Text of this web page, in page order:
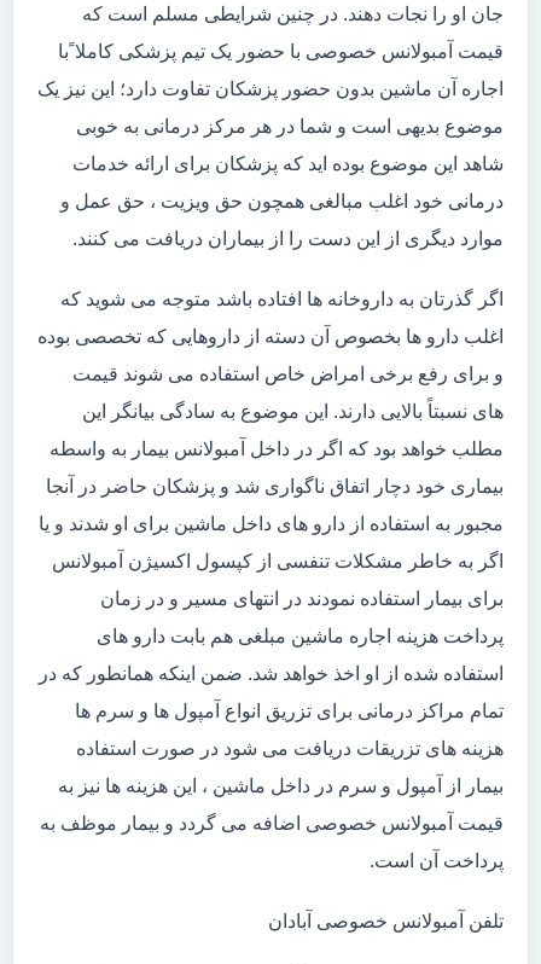
جان او را نجات دهند. در چنین شرایطی مسلم است که
قیمت آمبولانس خصوصی با حضور یک تیم پزشکی کاملا ًبا
اجاره آن ماشین بدون حضور پزشکان تفاوت دارد؛ این نیز یک
موضوع بدیهی است و شما در هر مرکز درمانی به خوبی
شاهد این موضوع بوده اید که پزشکان برای ارائه خدمات
درمانی خود اغلب مبالغی همچون حق ویزیت ، حق عمل و
موارد دیگری از این دست را از بیماران دریافت می کنند.
اگر گذرتان به داروخانه ها افتاده باشد متوجه می شوید که
اغلب دارو ها بخصوص آن دسته از داروهایی که تخصصی بوده
و برای رفع برخی امراض خاص استفاده می شوند قیمت
های نسبتاً بالایی دارند. این موضوع به سادگی بیانگر این
مطلب خواهد بود که اگر در داخل آمبولانس بیمار به واسطه
بیماری خود دچار اتفاق ناگواری شد و پزشکان حاضر در آنجا
مجبور به استفاده از دارو های داخل ماشین برای او شدند و یا
اگر به خاطر مشکلات تنفسی از کپسول اکسیژن آمبولانس
برای بیمار استفاده نمودند در انتهای مسیر و در زمان
پرداخت هزینه اجاره ماشین مبلغی هم بابت دارو های
استفاده شده از او اخذ خواهد شد. ضمن اینکه همانطور که در
تمام مراکز درمانی برای تزریق انواع آمپول ها و سرم ها
هزینه های تزریقات دریافت می شود در صورت استفاده
بیمار از آمپول و سرم در داخل ماشین ، این هزینه ها نیز به
قیمت آمبولانس خصوصی اضافه می گردد و بیمار موظف به
پرداخت آن است.
تلفن آمبولانس خصوصی آبادان